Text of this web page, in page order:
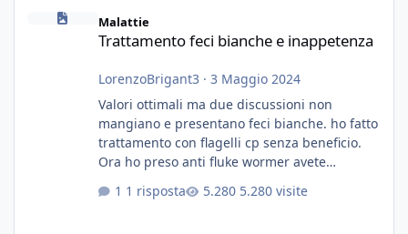
Trattamento feci bianche e inappetenza
Malattie
Trattamento feci bianche e inappetenza
LorenzoBrigant3 · 3 Maggio 2024
Valori ottimali ma due discussioni non
mangiano e presentano feci bianche. ho fatto
trattamento con flagelli cp senza beneficio.
Ora ho preso anti fluke wormer avete
sostanza
1 risposta 5.280 visite